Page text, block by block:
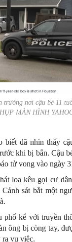
trường nơi cậu bé 11
MÀN HÌNH
biết đã nhìn thấy
khi bị bắn. Cậu
tử vong vào ngày
loa kêu gọi cư
sát bắt một
phố kể với truyền
ông bị còng tay,
ra vụ việc.